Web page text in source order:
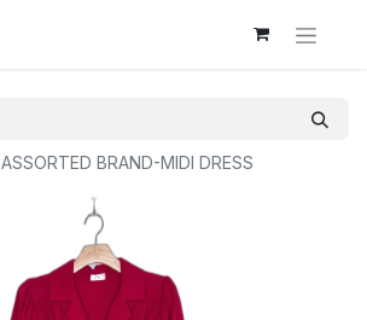
ASSORTED BRAND-MIDI DRESS